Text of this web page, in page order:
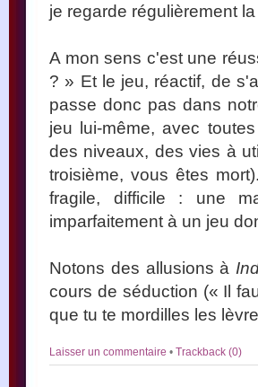
je regarde régulièrement
A mon sens c'est une
? » Et le jeu, réactif, de
passe donc pas dans
jeu lui-même, avec
des niveaux, des vies à
troisième, vous êtes
fragile, difficile : une
imparfaitement à un jeu
Notons des allusions à
cours de séduction (« Il
que tu te mordilles les
Laisser un commentaire • Trackback (0)